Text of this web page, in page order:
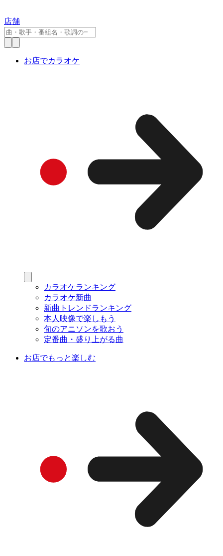
店舗
お店でカラオケ
カラオケランキング
カラオケ新曲
新曲トレンドランキング
本人映像で楽しもう
旬のアニソンを歌おう
定番曲・盛り上がる曲
お店でもっと楽しむ